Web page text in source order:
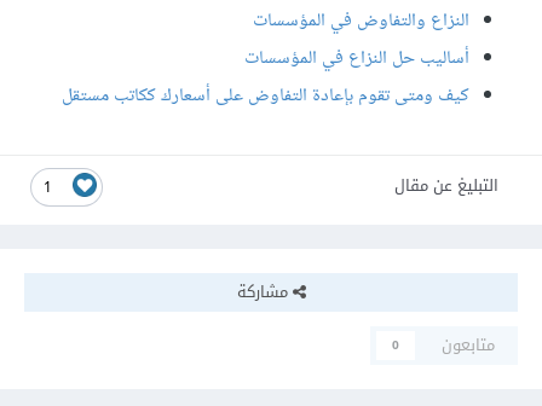
النزاع والتفاوض في المؤسسات
أساليب حل النزاع في المؤسسات
كيف ومتى تقوم بإعادة التفاوض على أسعارك ككاتب مستقل
1 التبليغ عن مقال
مشاركة
متابعون
0